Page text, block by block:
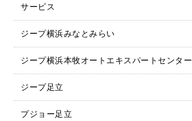
サービス
ジープ横浜みなとみらい
ジープ横浜本牧オートエキスパートセンター
ジープ足立
プジョー足立